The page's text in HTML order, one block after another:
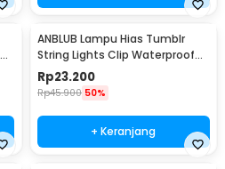
ANBLUB Lampu Hias Tumblr
String Lights Clip Waterproof
20 LED 2M - 0606
Rp23.200
Rp45.900 50%
+ Keranjang